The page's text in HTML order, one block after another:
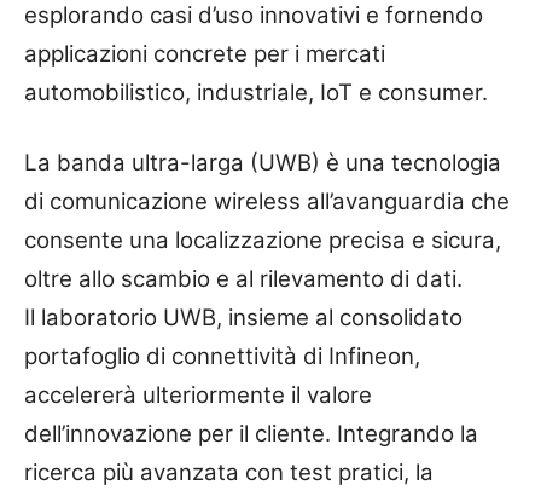
esplorando casi d’uso innovativi e fornendo
applicazioni concrete per i mercati
automobilistico, industriale, IoT e consumer.
La banda ultra-larga (UWB) è una tecnologia
di comunicazione wireless all’avanguardia che
consente una localizzazione precisa e sicura,
oltre allo scambio e al rilevamento di dati.
Il laboratorio UWB, insieme al consolidato
portafoglio di connettività di Infineon,
accelererà ulteriormente il valore
dell’innovazione per il cliente. Integrando la
ricerca più avanzata con test pratici, la